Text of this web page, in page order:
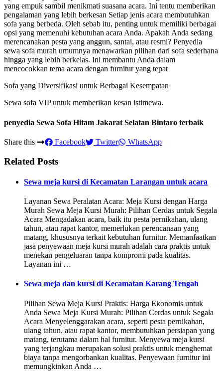
yang empuk sambil menikmati suasana acara. Ini tentu memberikan
pengalaman yang lebih berkesan Setiap jenis acara membutuhkan
sofa yang berbeda. Oleh sebab itu, penting untuk memiliki berbagai
opsi yang memenuhi kebutuhan acara Anda. Apakah Anda sedang
merencanakan pesta yang anggun, santai, atau resmi? Penyedia
sewa sofa murah umumnya menawarkan pilihan dari sofa sederhana
hingga yang lebih berkelas. Ini membantu Anda dalam
mencocokkan tema acara dengan furnitur yang tepat
Sofa yang Diversifikasi untuk Berbagai Kesempatan
Sewa sofa VIP untuk memberikan kesan istimewa.
penyedia Sewa Sofa Hitam Jakarat Selatan Bintaro terbaik
Share this Facebook Twitter WhatsApp
Related Posts
Sewa meja kursi di Kecamatan Larangan untuk acara
Layanan Sewa Peralatan Acara: Meja Kursi dengan Harga
Murah Sewa Meja Kursi Murah: Pilihan Cerdas untuk Segala
Acara Mengadakan acara, baik itu pesta pernikahan, ulang
tahun, atau rapat kantor, memerlukan perencanaan yang
matang, khususnya terkait kebutuhan furnitur. Memanfaatkan
jasa penyewaan meja kursi murah adalah cara praktis untuk
menekan pengeluaran tanpa kompromi pada kualitas.
Layanan ini …
Sewa meja dan kursi di Kecamatan Karang Tengah
Pilihan Sewa Meja Kursi Praktis: Harga Ekonomis untuk
Anda Sewa Meja Kursi Murah: Pilihan Cerdas untuk Segala
Acara Menyelenggarakan acara, seperti pesta pernikahan,
ulang tahun, atau rapat kantor, membutuhkan persiapan yang
matang, terutama dalam hal furnitur. Menyewa meja kursi
yang terjangkau merupakan solusi praktis untuk menghemat
biaya tanpa mengorbankan kualitas. Penyewaan furnitur ini
memungkinkan Anda …